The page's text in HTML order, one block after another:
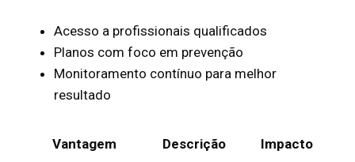
Acesso a profissionais qualificados
Planos com foco em prevenção
Monitoramento contínuo para melhor
resultado
Vantagem Descrição Impacto